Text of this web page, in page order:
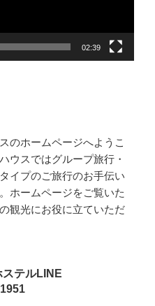
02:39
のホームページへようこ
ウスではグループ旅行・
イプのご旅行のお手伝い
ホームページをご覧いた
観光にお役に立ていただ
ステルLINE